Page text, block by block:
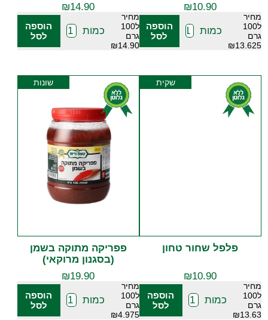
₪10.90
מחיר
ל100
גרם
₪13.625
כמות
הוספה
לסל
₪14.90
מחיר
ל100
גרם
₪14.90
כמות
הוספה
לסל
שקית
פלפל שחור טחון
₪10.90
מחיר
ל100
גרם
₪13.63
כמות
הוספה
לסל
שונות
פפריקה מתוקה בשמן
(בסגנון מרוקאי)
₪19.90
מחיר
ל100
גרם
₪4.975
כמות
הוספה
לסל